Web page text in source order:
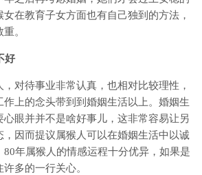
在教育子女方面也有自己独到的方法，
。
好
对待事业非常认真，也相对比较理性，
上的念头带到到婚姻生活以上。婚姻生
眼并并不是啥好事儿，这非常容易让另
因而提议属猴人可以在婚姻生活中以诚
年属猴人的情感运程十分优异，如果是
多的一行关心。